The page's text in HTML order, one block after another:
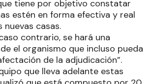
tiene por objetivo constatar
estén en forma efectiva y real
nuevas casas.
contrario, se hará una
el organismo que incluso pueda
de la adjudicación”.
que lleva adelante estas